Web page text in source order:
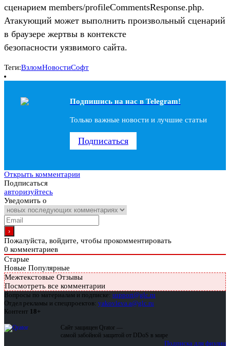
сценарием members/profileCommentsResponse.php.
Атакующий может выполнить произвольный сценарий
в браузере жертвы в контексте
безопасности уязвимого сайта.
Теги:ВзломНовостиСофт
Подпишись на наc в Telegram!
Только важные новости и лучшие статьи
Подписаться
Открыть комментарии
Подписаться
авторизуйтесь
Уведомить о
Пожалуйста, войдите, чтобы прокомментировать
0 комментариев
Старые
Новые Популярные
Межтекстовые Отзывы
Посмотреть все комментарии
Вопросы по материалам и подписке: support@glc.ru
Отдел рекламы и спецпроектов: yakovleva.a@glc.ru
Контент 18+
Сайт защищен Qrator —
самой забойной защитой от DDoS в мире
Подписка для физлиц